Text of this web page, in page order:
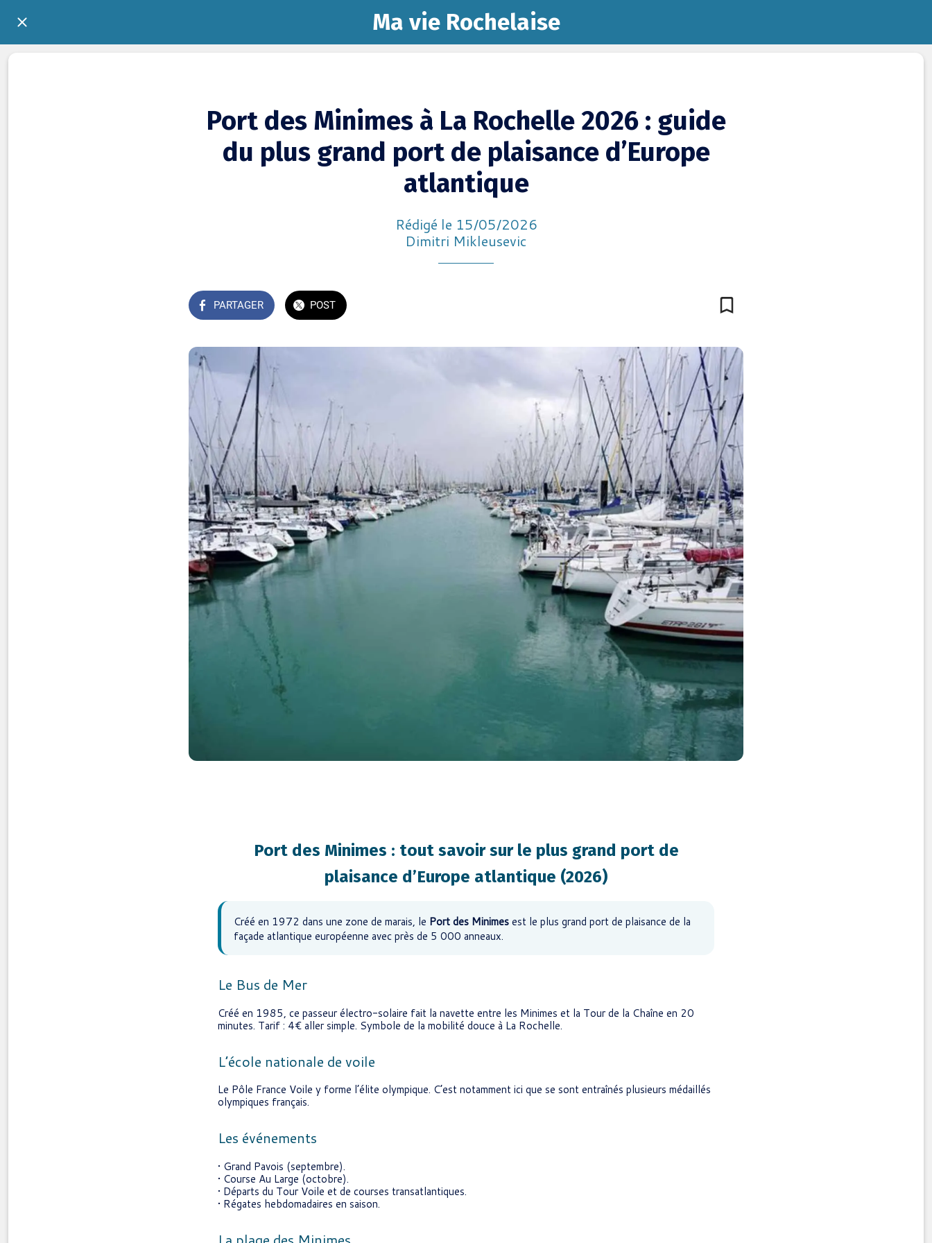
Ma vie Rochelaise
Port des Minimes à La Rochelle 2026 : guide
du plus grand port de plaisance d’Europe
atlantique
Rédigé le 15/05/2026
Dimitri Mikleusevic
PARTAGER POST
Port des Minimes : tout savoir sur le plus grand port de
plaisance d’Europe atlantique (2026)
Créé en 1972 dans une zone de marais, le Port des Minimesest le plus grand port de plaisance de la
façade atlantique européenne avec près de 5 000 anneaux.
Le Bus de Mer
Créé en 1985, ce passeur électro-solaire fait la navette entre les Minimes et la Tour de la Chaîne en 20
minutes. Tarif : 4€ aller simple. Symbole de la mobilité douce à La Rochelle.
L’école nationale de voile
Le Pôle France Voile y forme l’élite olympique. C’est notamment ici que se sont entraînés plusieurs médaillés
olympiques français.
Les événements
• Grand Pavois (septembre).
• Course Au Large (octobre).
• Départs du Tour Voile et de courses transatlantiques.
• Régates hebdomadaires en saison.